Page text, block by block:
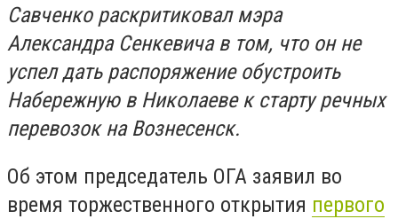
Савченко раскритиковал мэра
Александра Сенкевича в том, что он не
успел дать распоряжение обустроить
Набережную в Николаеве к старту речных
перевозок на Вознесенск.
Об этом председатель ОГА заявил во
время торжественного открытия первого